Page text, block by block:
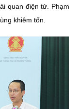
quan điện tử. Phạm
khiêm tốn.